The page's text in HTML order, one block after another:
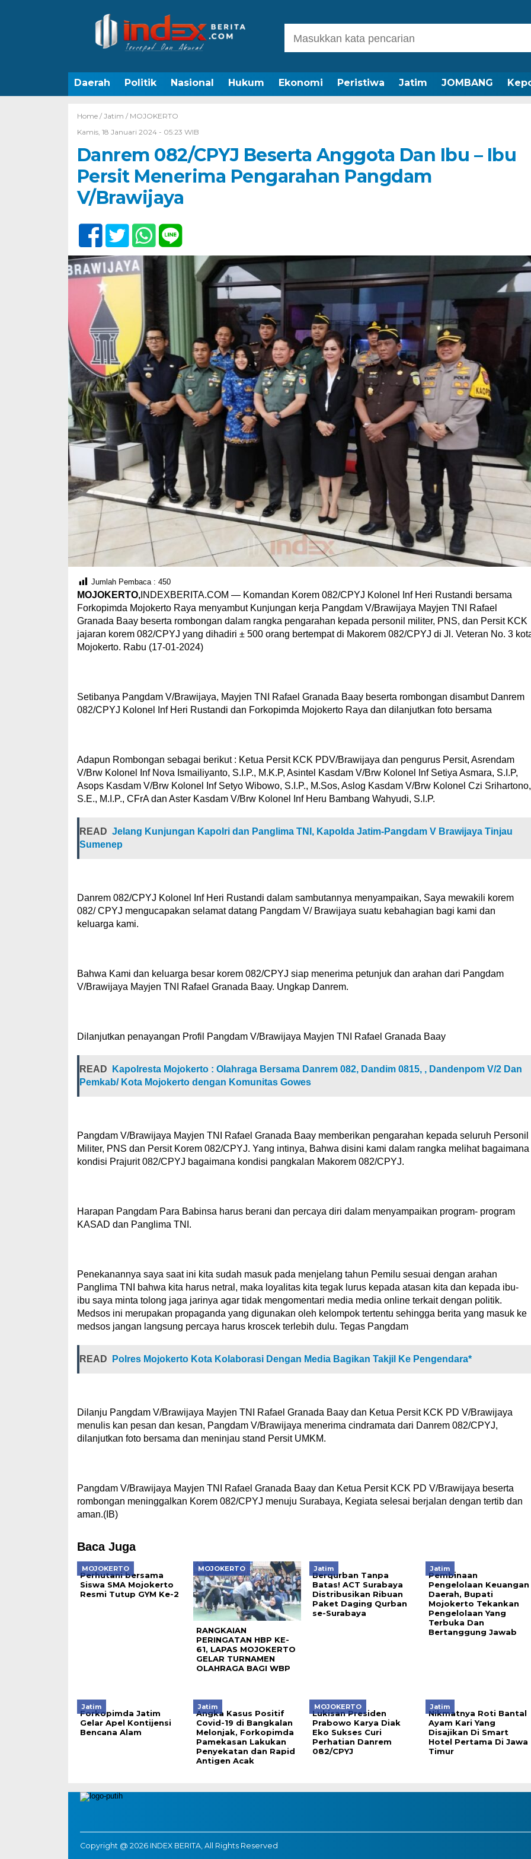
Daerah Politik Nasional Hukum Ekonomi Peristiwa Jatim JOMBANG
Home / Jatim / MOJOKERTO
Kamis, 18 Januari 2024 - 05:23 WIB
Danrem 082/CPYJ Beserta Anggota Dan Ibu – Ibu
Persit Menerima Pengarahan Pangdam
V/Brawijaya
Jumlah Pembaca : 450
MOJOKERTO,INDEXBERITA.COM — Komandan Korem 082/CPYJ Kolonel Inf Heri Rustandi bersama
Forkopimda Mojokerto Raya menyambut Kunjungan kerja Pangdam V/Brawijaya Mayjen TNI Rafael
Granada Baay beserta rombongan dalam rangka pengarahan kepada personil militer, PNS, dan Persit KCK
jajaran korem 082/CPYJ yang dihadiri ± 500 orang bertempat di Makorem 082/CPYJ di Jl. Veteran No. 3
Mojokerto. Rabu (17-01-2024)
Setibanya Pangdam V/Brawijaya, Mayjen TNI Rafael Granada Baay beserta rombongan disambut Danrem
082/CPYJ Kolonel Inf Heri Rustandi dan Forkopimda Mojokerto Raya dan dilanjutkan foto bersama
Adapun Rombongan sebagai berikut : Ketua Persit KCK PDV/Brawijaya dan pengurus Persit, Asrendam
V/Brw Kolonel Inf Nova Ismailiyanto, S.I.P., M.K.P, Asintel Kasdam V/Brw Kolonel Inf Setiya Asmara, S.I.P,
Asops Kasdam V/Brw Kolonel Inf Setyo Wibowo, S.I.P., M.Sos, Aslog Kasdam V/Brw Kolonel Czi Srihartono,
S.E., M.I.P., CFrA dan Aster Kasdam V/Brw Kolonel Inf Heru Bambang Wahyudi, S.I.P.
READ Jelang Kunjungan Kapolri dan Panglima TNI, Kapolda Jatim-Pangdam V Brawijaya Tinjau
Sumenep
Danrem 082/CPYJ Kolonel Inf Heri Rustandi dalam sambutannya menyampaikan, Saya mewakili korem
082/ CPYJ mengucapakan selamat datang Pangdam V/ Brawijaya suatu kebahagian bagi kami dan
keluarga kami.
Bahwa Kami dan keluarga besar korem 082/CPYJ siap menerima petunjuk dan arahan dari Pangdam
V/Brawijaya Mayjen TNI Rafael Granada Baay. Ungkap Danrem.
Dilanjutkan penayangan Profil Pangdam V/Brawijaya Mayjen TNI Rafael Granada Baay
READ
Kapolresta Mojokerto : Olahraga Bersama Danrem 082, Dandim 0815, , Dandenpom V/2 Dan
Pemkab/ Kota Mojokerto dengan Komunitas Gowes
Pangdam V/Brawijaya Mayjen TNI Rafael Granada Baay memberikan pengarahan kepada seluruh Personil
Militer, PNS dan Persit Korem 082/CPYJ. Yang intinya, Bahwa disini kami dalam rangka melihat bagaimana
kondisi Prajurit 082/CPYJ bagaimana kondisi pangkalan Makorem 082/CPYJ.
Harapan Pangdam Para Babinsa harus berani dan percaya diri dalam menyampaikan program- program
KASAD dan Panglima TNI.
Penekanannya saya saat ini kita sudah masuk pada menjelang tahun Pemilu sesuai dengan arahan
Panglima TNI bahwa kita harus netral, maka loyalitas kita tegak lurus kepada atasan kita dan kepada ibu-
ibu saya minta tolong jaga jarinya agar tidak mengomentari media media online terkait dengan politik.
Medsos ini merupakan propaganda yang digunakan oleh kelompok tertentu sehingga berita yang masuk ke
medsos jangan langsung percaya harus kroscek terlebih dulu. Tegas Pangdam
READ Polres Mojokerto Kota Kolaborasi Dengan Media Bagikan Takjil Ke Pengendara*
Dilanju Pangdam V/Brawijaya Mayjen TNI Rafael Granada Baay dan Ketua Persit KCK PD V/Brawijaya
menulis kan pesan dan kesan, Pangdam V/Brawijaya menerima cindramata dari Danrem 082/CPYJ,
dilanjutkan foto bersama dan meninjau stand Persit UMKM.
Pangdam V/Brawijaya Mayjen TNI Rafael Granada Baay dan Ketua Persit KCK PD V/Brawijaya beserta
rombongan meninggalkan Korem 082/CPYJ menuju Surabaya, Kegiata selesai berjalan dengan tertib dan
aman.(IB)
Baca Juga
MOJOKERTO
Perhutani bersama
Siswa SMA Mojokerto
Resmi Tutup GYM Ke-2
MOJOKERTO
RANGKAIAN
PERINGATAN HBP KE-
61, LAPAS MOJOKERTO
GELAR TURNAMEN
OLAHRAGA BAGI WBP
Jatim
Berqurban Tanpa
Batas! ACT Surabaya
Distribusikan Ribuan
Paket Daging Qurban
se-Surabaya
Jatim
Pembinaan
Pengelolaan Keuangan
Daerah, Bupati
Mojokerto Tekankan
Pengelolaan Yang
Terbuka Dan
Bertanggung Jawab
Jatim
Forkopimda Jatim
Gelar Apel Kontijensi
Bencana Alam
Jatim
Angka Kasus Positif
Covid-19 di Bangkalan
Melonjak, Forkopimda
Pamekasan Lakukan
Penyekatan dan Rapid
Antigen Acak
MOJOKERTO
Lukisan Presiden
Prabowo Karya Diak
Eko Sukses Curi
Perhatian Danrem
082/CPYJ
Jatim
Nikmatnya Roti Bantal
Ayam Kari Yang
Disajikan Di Smart
Hotel Pertama Di Jawa
Timur
Copyright @ 2026 INDEX BERITA, All Rights Reserved